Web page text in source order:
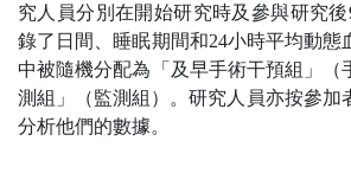
究人員分別在開始研究時及參與研究後
錄了日間、睡眠期間和24小時平均動態
中被隨機分配為「及早手術干預組」（
測組」（監測組）。研究人員亦按參加
分析他們的數據。